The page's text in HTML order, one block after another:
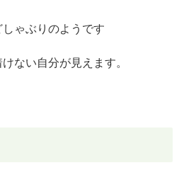
しゃぶりのようです
ない自分が見えます。